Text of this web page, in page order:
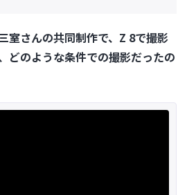
さんの共同制作で、Z 8で撮影
どのような条件での撮影だったの